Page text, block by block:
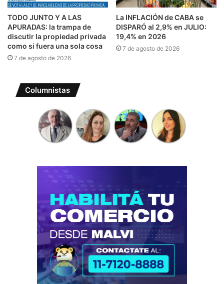
TODO JUNTO Y A LAS
APURADAS: la trampa de
discutir la propiedad privada
como si fuera una sola cosa
7 de agosto de 2026
La INFLACIÓN de CABA se
DISPARÓ al 2,9% en JULIO:
19,4% en 2026
7 de agosto de 2026
Columnistas